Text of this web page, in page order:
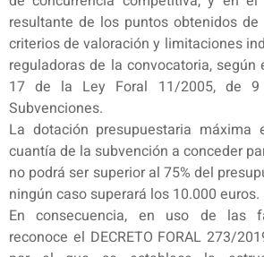
resultante de los puntos obtenidos
criterios de valoración y limitaciones
reguladoras de la convocatoria,
17 de la Ley Foral 11/2005, de 9
Subvenciones.
La dotación presupuestaria
cuantía de la subvención a conceder
no podrá ser superior al 75% del
ningún caso superará los 10.000 euros.
En consecuencia, en uso de las
reconoce el DECRETO FORAL 273/